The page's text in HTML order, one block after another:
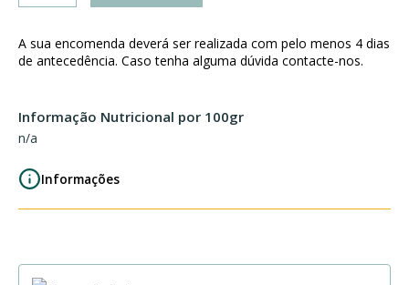
de
Tomate
A sua encomenda deverá ser realizada com pelo menos 4 dias
de antecedência. Caso tenha alguma dúvida contacte-nos.
Informação Nutricional por 100gr
n/a
Informações